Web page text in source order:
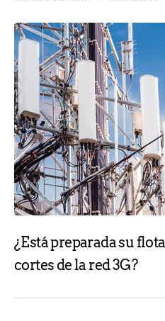
¿Está preparada su
cortes de la red 3G?